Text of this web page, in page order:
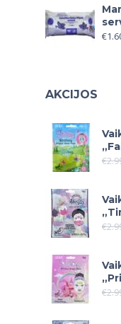
€
AKCIJOS
€
€
€